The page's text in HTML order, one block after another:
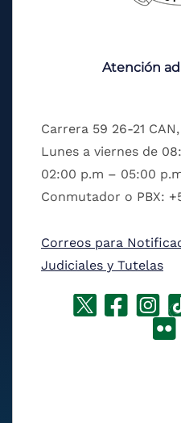
Atención
Carrera 59 26-21
Lunes a viernes de
02:00 p.m – 05:00
Conmutador o PBX:
Correos para
Judiciales y Tutelas